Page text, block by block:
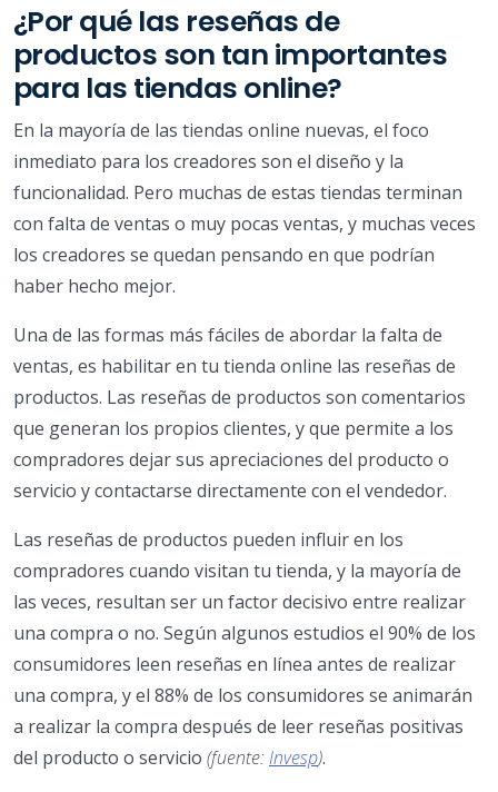
¿Por qué las reseñas de
productos son tan importantes
para las tiendas online?
En la mayoría de las tiendas online nuevas, el foco
inmediato para los creadores son el diseño y la
funcionalidad. Pero muchas de estas tiendas terminan
con falta de ventas o muy pocas ventas, y muchas veces
los creadores se quedan pensando en que podrían
haber hecho mejor.
Una de las formas más fáciles de abordar la falta de
ventas, es habilitar en tu tienda online las reseñas de
productos. Las reseñas de productos son comentarios
que generan los propios clientes, y que permite a los
compradores dejar sus apreciaciones del producto o
servicio y contactarse directamente con el vendedor.
Las reseñas de productos pueden influir en los
compradores cuando visitan tu tienda, y la mayoría de
las veces, resultan ser un factor decisivo entre realizar
una compra o no. Según algunos estudios el 90% de los
consumidores leen reseñas en línea antes de realizar
una compra, y el 88% de los consumidores se animarán
a realizar la compra después de leer reseñas positivas
del producto o servicio (fuente: Invesp).